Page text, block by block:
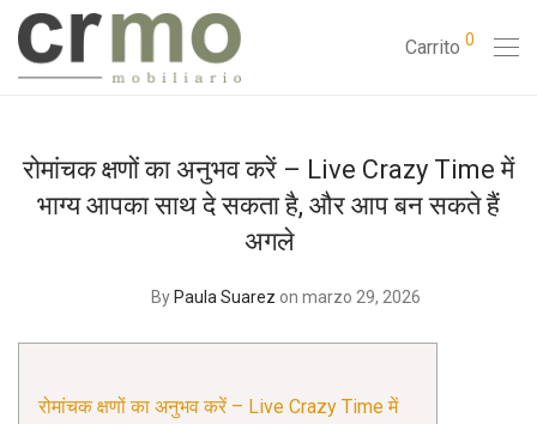
Carrito 0
रोमांचक क्षणों का अनुभव करें – Live Crazy Time में
भाग्य आपका साथ दे सकता है, और आप बन सकते हैं
अगले
By Paula Suarez on marzo 29, 2026
रोमांचक क्षणों का अनुभव करें – Live Crazy Time में